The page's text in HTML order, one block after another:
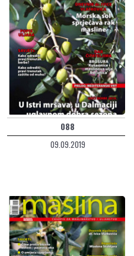
088
09.09.2019